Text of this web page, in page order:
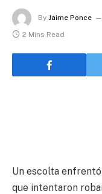
By Jaime Ponce
2 Mins Read
Un escolta
que intentaron